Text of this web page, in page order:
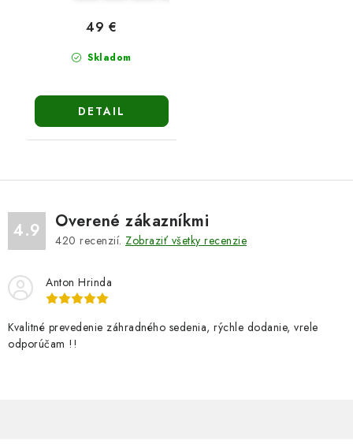
Skladom
49 €
DETAIL
4.9 Overené zákazníkmi
420 recenzií. Zobraziť všetky recenzie
Anton Hrinda
Kvalitné prevedenie záhradného sedenia, rýchle dodanie, vrele
odporúčam !!